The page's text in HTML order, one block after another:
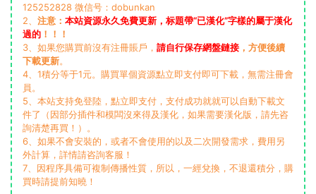
125252828 微信号：dobunkan
2、 注意： 本站資源永久免費更新，标題帶“已漢化”字樣的屬于漢化
過的 ！！！
3、如果您購買前沒有注冊賬戶， 請自行保存網盤鏈接 ，方便後續
下載更新。
4、1積分等于1元。購買單個資源點立即支付即可下載，無需注冊會
員。
5、本站支持免登陸，點立即支付，支付成功就就可以自動下載文
件了（因部分插件和模闆沒來得及漢化，如果需要漢化版，請先咨
詢清楚再買！）。
6、如果不會安裝的，或者不會使用的以及二次開發需求，費用另
外計算，詳情請咨詢客服！
7、因程序具備可複制傳播性質，所以，一經兌換，不退還積分，購
買時請提前知曉！